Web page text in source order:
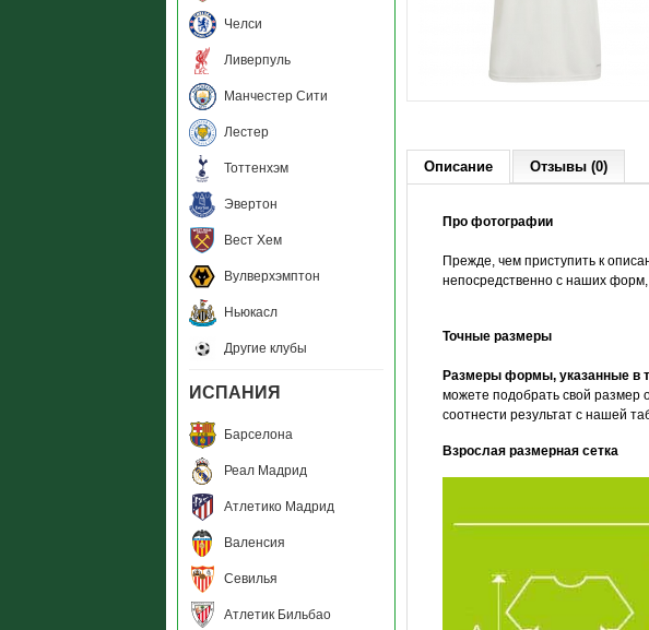
Челси
Ливерпуль
Манчестер Сити
Лестер
Тоттенхэм
Эвертон
Вест Хем
Вулверхэмптон
Ньюкасл
Другие клубы
ИСПАНИЯ
Барселона
Реал Мадрид
Атлетико Мадрид
Валенсия
Севилья
Атлетик Бильбао
Описание Отзывы (0)
Про фотографии
Прежде, чем приступить к
непосредственно с наших
Точные размеры
Размеры формы, указанные в
можете подобрать свой размер
соотнести результат с нашей
Взрослая размерная сетка